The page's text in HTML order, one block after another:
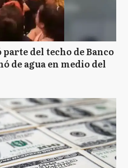
del techo de Banco
de agua en medio del